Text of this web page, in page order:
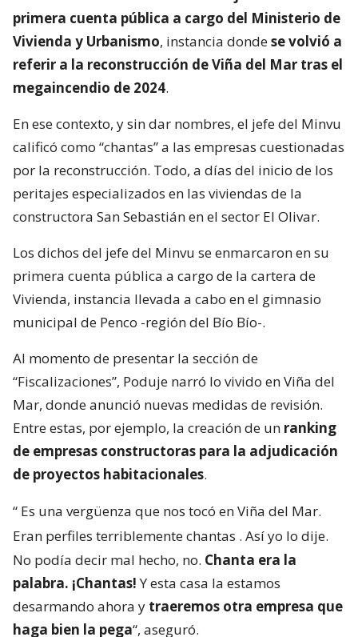
primera cuenta pública a cargo del Ministerio de
Vivienda y Urbanismo, instancia dondese volvió a
referir a la reconstrucción de Viña del Mar tras el
megaincendio de 2024.
En ese contexto, y sin dar nombres, el jefe del Minvu
calificó como “chantas” a las empresas cuestionadas
por la reconstrucción. Todo, a días del inicio de los
peritajes especializados en las viviendas de la
constructora San Sebastián en el sector El Olivar.
Los dichos del jefe del Minvu se enmarcaron en su
primera cuenta pública a cargo de la cartera de
Vivienda, instancia llevada a cabo en el gimnasio
municipal de Penco -región del Bío Bío-.
Al momento de presentar la sección de
“Fiscalizaciones”, Poduje narró lo vivido en Viña del
Mar, donde anunció nuevas medidas de revisión.
Entre estas, por ejemplo, la creación de un ranking
de empresas constructoras para la adjudicación
de proyectos habitacionales.
“ Es una vergüenza que nos tocó en Viña del Mar.
Eran perfiles terriblemente chantas . Así yo lo dije.
No podía decir mal hecho, no. Chanta era la
palabra. ¡Chantas!Y esta casa la estamos
desarmando ahora y traeremos otra empresa que
haga bien la pega“, aseguró.